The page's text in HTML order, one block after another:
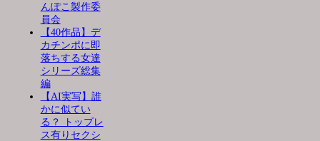
んぽこ製作委
員会
【40作品】デ
カチンポに即
落ちする女達
シリーズ総集
編
【AI実写】誰
かに似てい
る？ トップレ
ス有りセクシ